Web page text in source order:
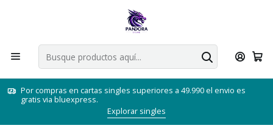
Por compras en cartas singles superiores a 49.990 el envio es
gratis via bluexpress.
Explorar singles